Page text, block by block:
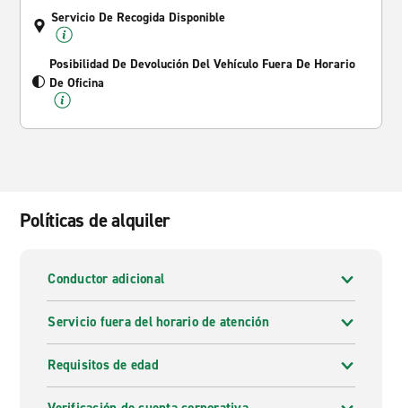
Servicio De Recogida Disponible
Posibilidad De Devolución Del Vehículo Fuera De Horario
De Oficina
Políticas de alquiler
Conductor adicional
Servicio fuera del horario de atención
Requisitos de edad